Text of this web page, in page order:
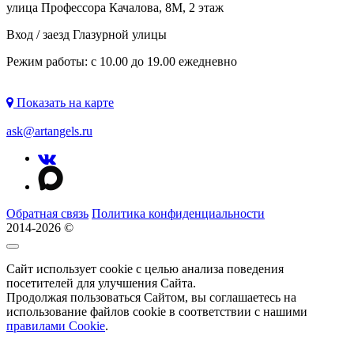
улица Профессора Качалова, 8М, 2 этаж
Вход / заезд Глазурной улицы
Режим работы: с 10.00 до 19.00 ежедневно
Показать на карте
ask@artangels.ru
Обратная связь Политика конфиденциальности
2014-2026 ©
Сайт использует cookie с целью анализа поведения
посетителей для улучшения Сайта.
Продолжая пользоваться Сайтом, вы соглашаетесь на
использование файлов cookie в соответствии с нашими
правилами Сookie.